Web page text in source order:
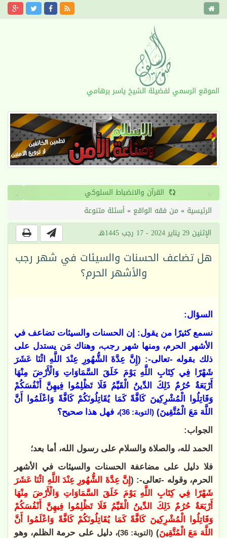
الموقع الرسمي لفضيلة الشيخ ياسر برهامي
القرآن والانضباط السلوكي ‹
›
الرئيسية » من فقه الواقع »أسئلة متنوعة
الإثنين 29 يناير 2024 - 17 رجب 1445هـ
هل تضاعف الحسنات والسيئات في شهر رجب
والأشهر الحرم؟
السؤال:
نسمع كثيرًا من يقول: إن الحسنات والسيئات تضاعف في
الأشهر الحرم، ومنها شهر رجب، وهناك مَن يستدل على
ذلك بقوله -تعالى-: (‌إِنَّ ‌عِدَّةَ الشُّهُورِ عِنْدَ اللَّهِ اثْنَا عَشَرَ
شَهْرًا فِي كِتَابِ اللَّهِ يَوْمَ خَلَقَ السَّمَاوَاتِ وَالْأَرْضَ مِنْهَا
أَرْبَعَةٌ حُرُمٌ ذَلِكَ الدِّينُ الْقَيِّمُ فَلَا تَظْلِمُوا فِيهِنَّ أَنْفُسَكُمْ
وَقَاتِلُوا الْمُشْرِكِينَ كَافَّةً كَمَا يُقَاتِلُونَكُمْ كَافَّةً وَاعْلَمُوا أَنَّ
اللَّهَ مَعَ الْمُتَّقِينَ) (التوبة: 36)
، فهل هذا صحيح؟
الجواب:
الحمد لله، والصلاة والسلام على رسول الله، أما بعد؛
فلا دليل على مضاعفة الحسنات والسيئات في الأشهر
الحرم، وقوله -تعالى-: (‌إِنَّ ‌عِدَّةَ الشُّهُورِ عِنْدَ اللَّهِ اثْنَا عَشَرَ
شَهْرًا فِي كِتَابِ اللَّهِ يَوْمَ خَلَقَ السَّمَاوَاتِ وَالْأَرْضَ مِنْهَا
أَرْبَعَةٌ حُرُمٌ ذَلِكَ الدِّينُ الْقَيِّمُ فَلَا تَظْلِمُوا فِيهِنَّ أَنْفُسَكُمْ
وَقَاتِلُوا الْمُشْرِكِينَ كَافَّةً كَمَا يُقَاتِلُونَكُمْ كَافَّةً وَاعْلَمُوا أَنَّ
اللَّهَ مَعَ الْمُتَّقِينَ) (التوبة: 36 )، دليل على حرمة الظلم، وهو